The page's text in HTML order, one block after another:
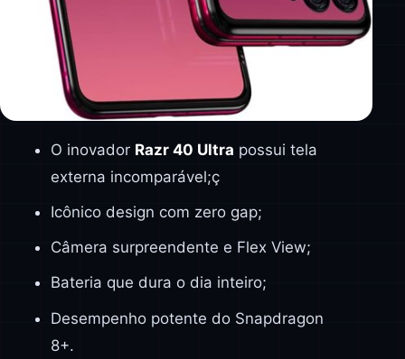
O inovador Razr 40 Ultra possui tela
externa incomparável;ç
Icônico design com zero gap;
Câmera surpreendente e Flex View;
Bateria que dura o dia inteiro;
Desempenho potente do Snapdragon
8+.